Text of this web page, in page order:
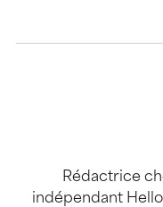
Rédactrice
indépendant